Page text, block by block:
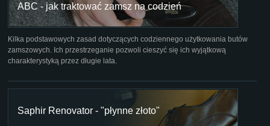
ABC - jak traktować zamsz na codzień
Kilka podstawowych zasad dotyczących codziennego użytkowania butów
zamszowych. Ich przestrzeganie pozwoli cieszyć się ich wyjątkową
charakterystyką przez długie lata.
Saphir Renovator - "płynne złoto"